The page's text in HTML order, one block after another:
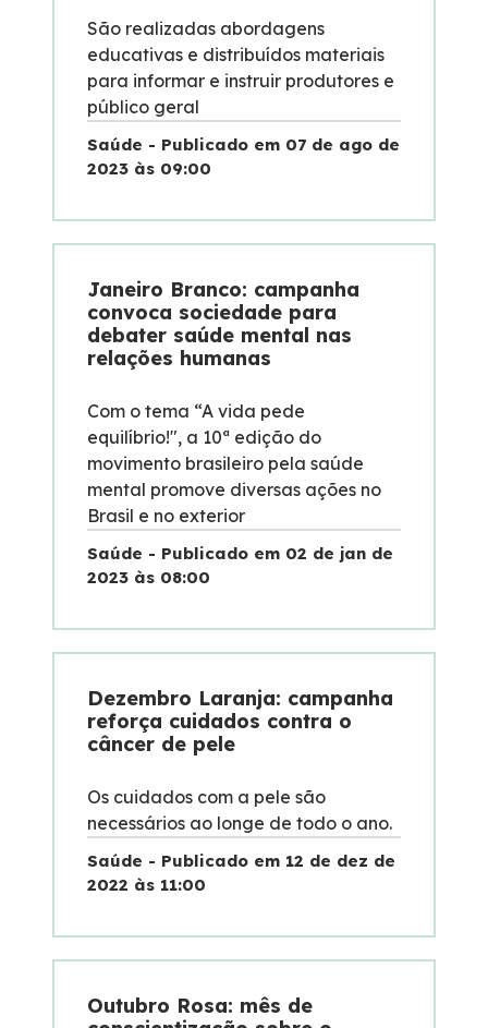
São realizadas abordagens
educativas e distribuídos materiais
para informar e instruir produtores e
público geral
Saúde - Publicado em 07 de ago de
2023 às 09:00
Janeiro Branco: campanha
convoca sociedade para
debater saúde mental nas
relações humanas
Com o tema “A vida pede
equilíbrio!", a 10ª edição do
movimento brasileiro pela saúde
mental promove diversas ações no
Brasil e no exterior
Saúde - Publicado em 02 de jan de
2023 às 08:00
Dezembro Laranja: campanha
reforça cuidados contra o
câncer de pele
Os cuidados com a pele são
necessários ao longe de todo o ano.
Saúde - Publicado em 12 de dez de
2022 às 11:00
Outubro Rosa: mês de